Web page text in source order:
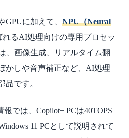
GPUに加えて、 NPU（Neural
れるAI処理向けの専用プロセッ
、画像生成、リアルタイム翻
かしや音声補正など、AI処理
品です。
では、Copilot+ PCは40TOPS
11 PCとして説明されて